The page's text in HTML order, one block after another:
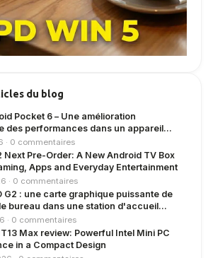
du blog
Pocket 6 – Une amélioration
des performances dans un appareil
compact
· 0 commentaires
Next Pre-Order: A New Android TV Box
Apps and Everyday Entertainment
· 0 commentaires
G2 : une carte graphique puissante de
bureau dans une station d'accueil
· 0 commentaires
Max review: Powerful Intel Mini PC
in a Compact Design